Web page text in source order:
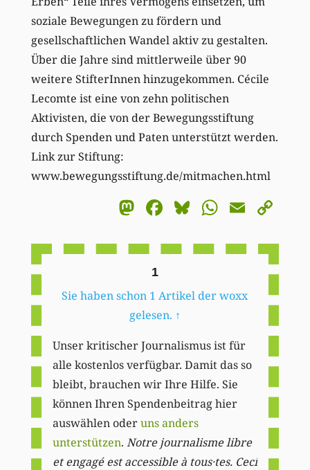
soziale Bewegungen zu fördern und
gesellschaftlichen Wandel aktiv zu gestalten.
Über die Jahre sind mittlerweile über 90
weitere StifterInnen hinzugekommen. Cécile
Lecomte ist eine von zehn politischen
Aktivisten, die von der Bewegungsstiftung
durch Spenden und Paten unterstützt werden.
Link zur Stiftung:
www.bewegungsstiftung.de/mitmachen.html
Mastodon
Facebook
BlueskyEmail
1
Sie haben schon 1 Artikel der woxx
gelesen. ↑
Unser kritischer Journalismus ist für
alle kostenlos verfügbar. Damit das so
bleibt, brauchen wir Ihre Hilfe. Sie
können Ihren Spendenbeitrag hier
auswählen oderuns anders
unterstützen. Notre journalisme libre
et engagé est accessible à tous·tes. Ceci